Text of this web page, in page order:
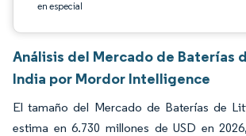
en especial
Análisis del Mercado de Baterías
India por Mordor Intelligence
El tamaño del Mercado de Baterías de
estima en 6.730 millones de USD en